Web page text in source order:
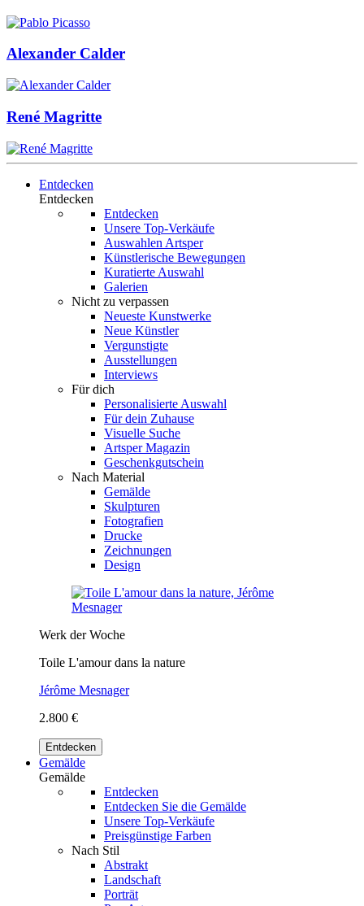
Alexander Calder
René Magritte
Entdecken
Entdecken
Entdecken
Unsere Top-Verkäufe
Auswahlen Artsper
Künstlerische Bewegungen
Kuratierte Auswahl
Galerien
Nicht zu verpassen
Neueste Kunstwerke
Neue Künstler
Vergunstigte
Ausstellungen
Interviews
Für dich
Personalisierte Auswahl
Für dein Zuhause
Visuelle Suche
Artsper Magazin
Geschenkgutschein
Nach Material
Gemälde
Skulpturen
Fotografien
Drucke
Zeichnungen
Design
Werk der Woche
Toile L'amour dans la nature
Jérôme Mesnager
2.800 €
Entdecken
Gemälde
Gemälde
Entdecken
Entdecken Sie die Gemälde
Unsere Top-Verkäufe
Preisgünstige Farben
Nach Stil
Abstrakt
Landschaft
Porträt